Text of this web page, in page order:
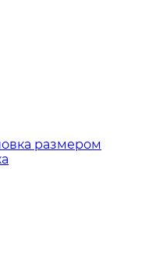
размером